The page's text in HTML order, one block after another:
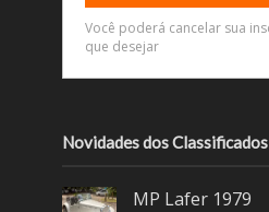
Novidades dos Classificados
MP Lafer 1979